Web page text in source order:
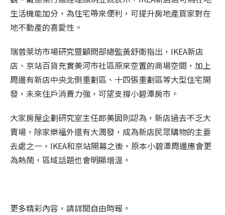
生活機能加分，為住宅帶來便利，可提升房地產買家對在
地不動產的喜愛性。
瑞普萊坊市場研究暨顧問部總監黃舒衛指出，IKEA新店
店、京站百貨充實美河市社區原來空置的商場空間，加上
周邊有新店中央北側重劃區、十四張重劃區等大型住宅開
發，未來住戶消費力強，可望支撐小碧潭房市。
大家房屋企劃研究室主任郎美囡則認為，新店過去不乏大
賣場，除家樂福外還有大潤發，成為新店民眾購物的主要
去處之一，IKEA和京站開幕之後，原本小碧潭周邊應會更
為熱鬧，區域話題也會明顯增溫。
更多精彩內容，請詳閱自由時報。